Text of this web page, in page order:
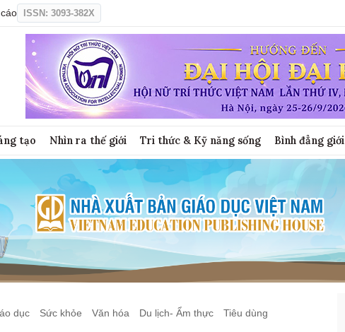
ISSN: 3093-382X
tạo Nhìn ra thế giới Tri thức & Kỹ năng sống Bình đẳng giới
dục Sức khỏe Văn hóa Du lịch- Ẩm thực Tiêu dùng